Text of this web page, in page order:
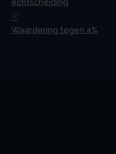
echtscheiding
W
Waardering tegen 4%